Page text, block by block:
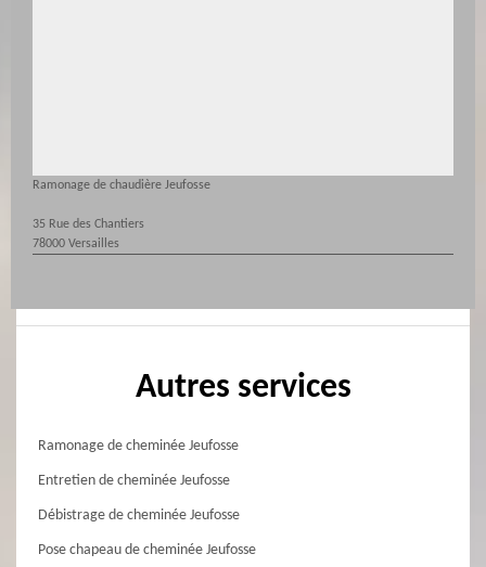
Ramonage de chaudière Jeufosse
35 Rue des Chantiers
78000 Versailles
Autres services
Ramonage de cheminée Jeufosse
Entretien de cheminée Jeufosse
Débistrage de cheminée Jeufosse
Pose chapeau de cheminée Jeufosse